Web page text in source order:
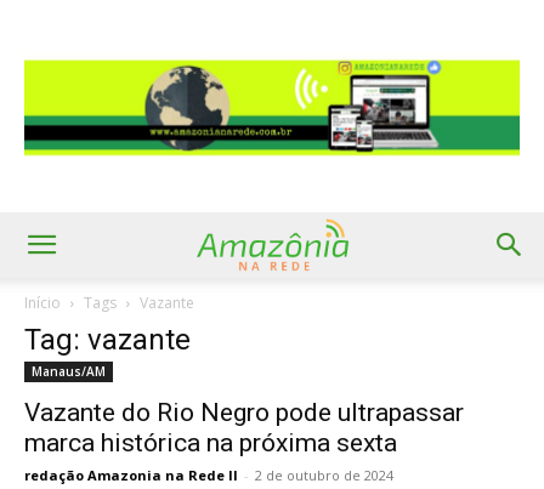
Início Tags Vazante
Tag: vazante
Manaus/AM
Vazante do Rio Negro pode ultrapassar
marca histórica na próxima sexta
redação Amazonia na Rede II - 2 de outubro de 2024